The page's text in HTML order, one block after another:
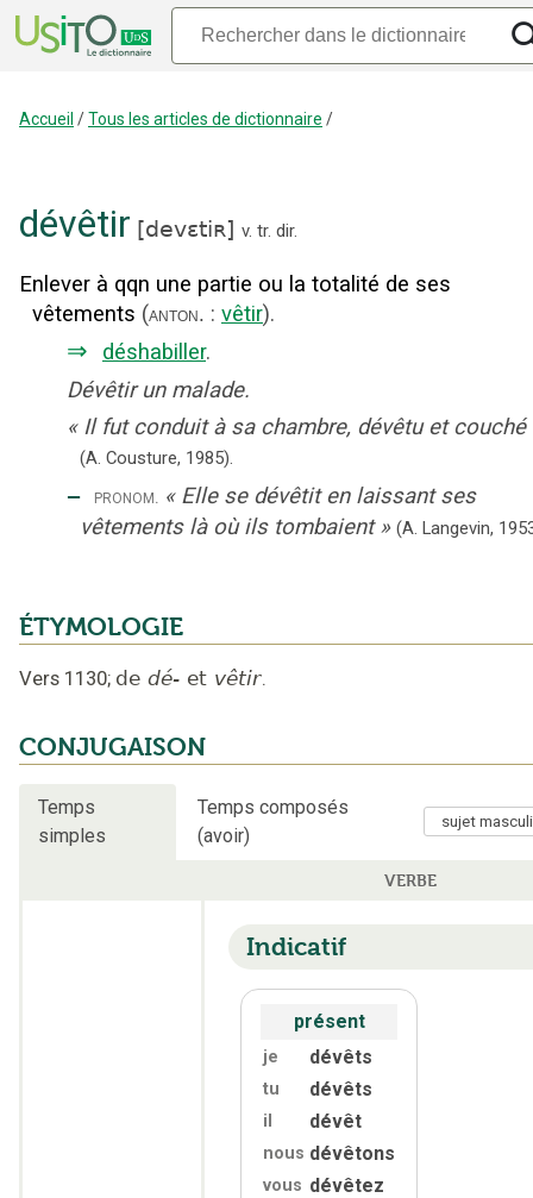
Accueil /Tous les articles de dictionnaire /
dévêtir [devɛtiʀ] v. tr. dir.
Enlever à qqn une partie ou la totalité de ses
vêtements (anton. : vêtir).
⇒ déshabiller.
Dévêtir un malade.
« Il fut conduit à sa chambre, dévêtu et couché
(A. Cousture, 1985).
‒ pronom. « Elle se dévêtit en laissant ses
vêtements là où ils tombaient » (A. Langevin,
ÉTYMOLOGIE
Vers 1130; de dé- et vêtir.
CONJUGAISON
Temps
simples
Temps composés
(avoir)
VERBE
Indicatif
présent
je dévêts
tu dévêts
il dévêt
nous dévêtons
vous dévêtez